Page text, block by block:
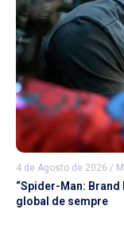
4 de Agosto de 2026 /
“Spider-Man: Brand
global de sempre